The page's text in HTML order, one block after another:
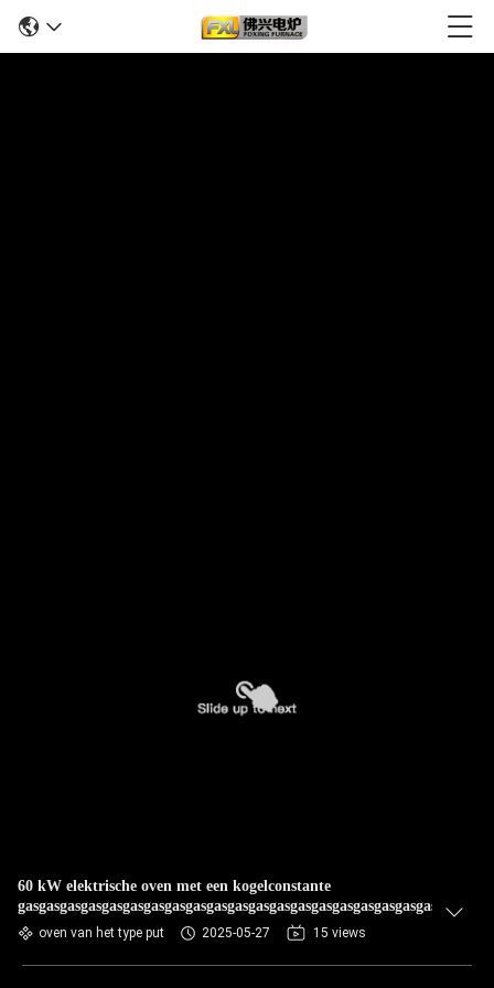
60 kW elektrische oven met een kogelconstante
oven van het type put 2025-05-27 15 views